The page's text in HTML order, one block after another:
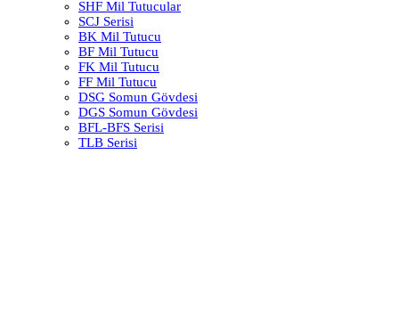
SHF Mil Tutucular
SCJ Serisi
BK Mil Tutucu
BF Mil Tutucu
FK Mil Tutucu
FF Mil Tutucu
DSG Somun Gövdesi
DGS Somun Gövdesi
BFL-BFS Serisi
TLB Serisi